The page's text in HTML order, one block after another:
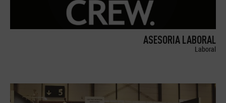
ASESORIA LABORAL
Laboral